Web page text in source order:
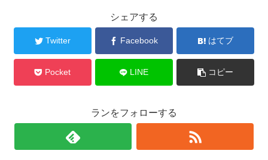
シェアする
Twitter Facebook はてブ
Pocket LINE コピー
ランをフォローする